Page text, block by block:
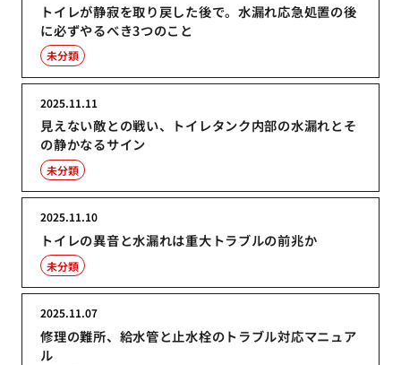
トイレが静寂を取り戻した後で。水漏れ応急処置の後
に必ずやるべき3つのこと
未分類
見えない敵との戦い、トイレタンク内部の水漏れとそ
の静かなるサイン
2025.11.11
未分類
トイレの異音と水漏れは重大トラブルの前兆か
2025.11.10
未分類
修理の難所、給水管と止水栓のトラブル対応マニュア
ル
2025.11.07